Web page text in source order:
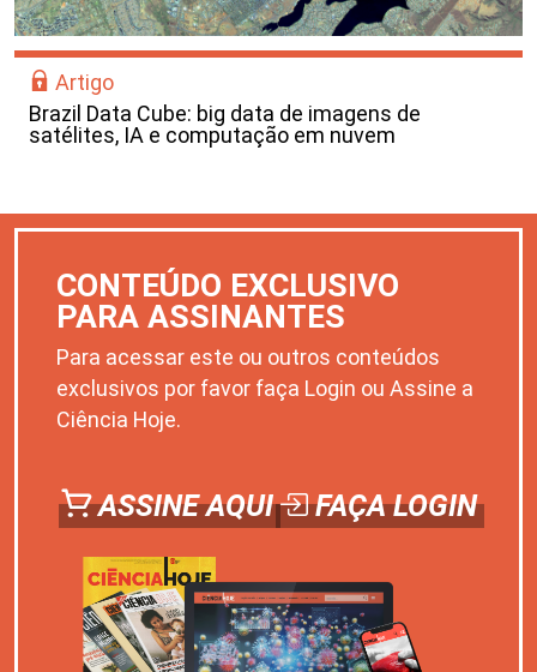
Artigo
Brazil Data Cube: big data de imagens de
satélites, IA e computação em nuvem
CONTEÚDO EXCLUSIVO
PARA ASSINANTES
Para acessar este ou outros conteúdos
exclusivos por favor faça Login ou Assine a
Ciência Hoje.
ASSINE AQUI FAÇA LOGIN